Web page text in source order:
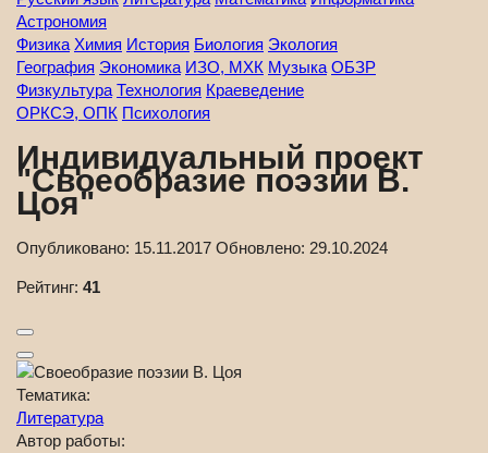
Астрономия
Физика Химия История Биология Экология
География Экономика ИЗО, МХК Музыка ОБЗР
Физкультура Технология Краеведение
ОРКСЭ, ОПК Психология
Индивидуальный проект
"Своеобразие поэзии В.
Цоя"
Опубликовано: 15.11.2017 Обновлено: 29.10.2024
Рейтинг: 41
Тематика:
Литература
Автор работы: